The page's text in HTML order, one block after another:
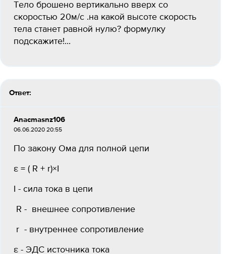
Тело брошено вертикально вверх со
скоростью 20м/с .на какой высоте скорость
тела станет равной нулю? формулку
подскажите!...
Ответ:
Anacmasnz106
06.06.2020 20:55
По закону Ома для полной цепи
ε = ( R + r)×I
I - сила тока в цепи
R - внешнее сопротивление
r - внутреннее сопротивление
ε - ЭДС источника тока